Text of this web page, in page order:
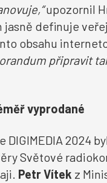
upozornil
definuje
obsahu
připravit
vyprodané
2024
Světové
Petr Vítek z